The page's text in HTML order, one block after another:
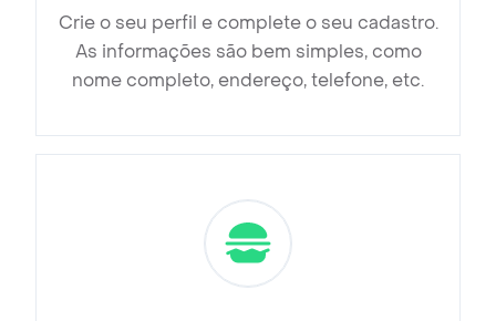
Crie o seu perfil e complete o seu cadastro.
As informações são bem simples, como
nome completo, endereço, telefone, etc.